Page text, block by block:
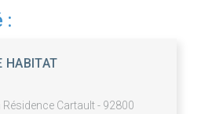
:
HABITAT
Cartault - 92800